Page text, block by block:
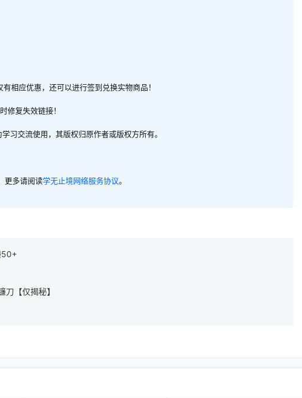
相应优惠，还可以进行签到兑换实物商品！
修复失效链接！
习交流使用，其版权归原作者或版权方所有。
更多请阅读学无止境网络服务协议。
50+
【仅揭秘】